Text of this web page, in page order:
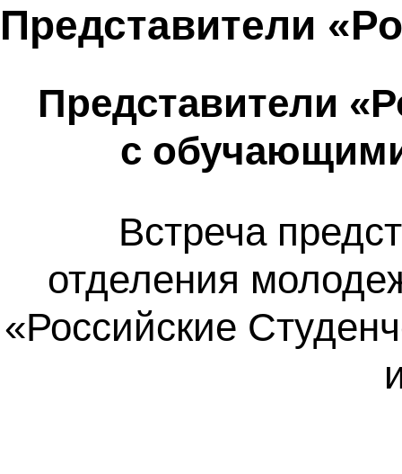
Представители
Представители
с
Встреча
отделения
«Российские